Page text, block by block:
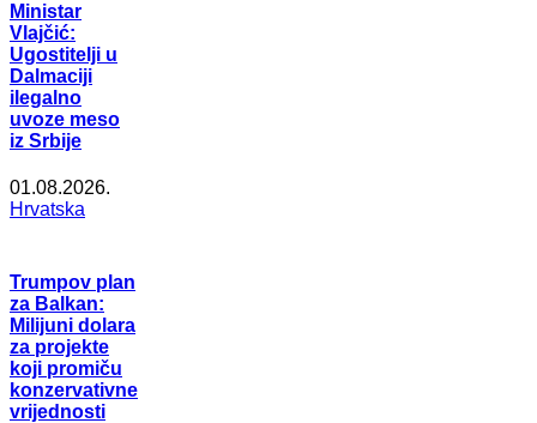
Ministar
Vlajčić:
Ugostitelji u
Dalmaciji
ilegalno
uvoze meso
iz Srbije
01.08.2026.
Hrvatska
Trumpov plan
za Balkan:
Milijuni dolara
za projekte
koji promiču
konzervativne
vrijednosti